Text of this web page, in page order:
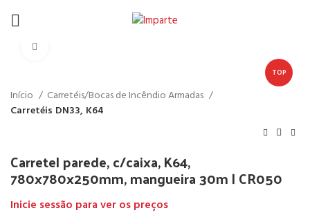
TOP
Início
Carretéis/Bocas de Incêndio Armadas
Carretéis DN33, K64
Carretel parede, c/caixa, K64,
780x780x250mm, mangueira 30m | CR050
Inicie sessão para ver os preços